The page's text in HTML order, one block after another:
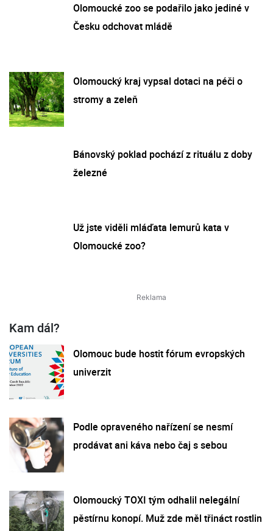
Olomoucké zoo se podařilo jako jediné v
Česku odchovat mládě
Olomoucký kraj vypsal dotaci na péči o
stromy a zeleň
Bánovský poklad pochází z rituálu z doby
železné
Už jste viděli mláďata lemurů kata v
Olomoucké zoo?
Kam dál?
Olomouc bude hostit fórum evropských
univerzit
Podle opraveného nařízení se nesmí
prodávat ani káva nebo čaj s sebou
Olomoucký TOXI tým odhalil nelegální
pěstírnu konopí. Muž zde měl třináct rostlin